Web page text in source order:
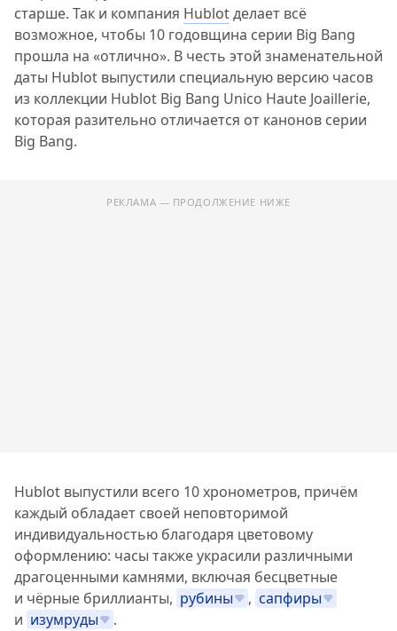
старше. Так и компания Hublotделает всё
возможное, чтобы 10 годовщина серии Big Bang
прошла на «отлично». В честь этой знаменательной
даты Hublot выпустили специальную версию часов
из коллекции Hublot Big Bang Unico Haute Joaillerie,
которая разительно отличается от канонов серии
Big Bang.
РЕКЛАМА — ПРОДОЛЖЕНИЕ НИЖЕ
Hublot выпустили всего 10 хронометров, причём
каждый обладает своей неповторимой
индивидуальностью благодаря цветовому
оформлению: часы также украсили различными
драгоценными камнями, включая бесцветные
и чёрные бриллианты, рубины , сапфиры
и изумруды .